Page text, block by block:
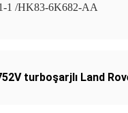
1 /HK83-6K682-AA
turboşarjlı Land